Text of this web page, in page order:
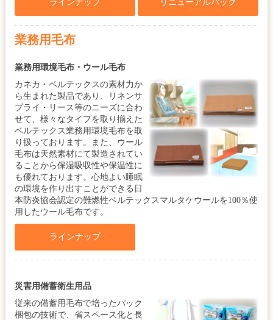
ラインナップ リニューアルパック
業務用毛布
業務用環境毛布・ウール毛布
カネカ・ベルテックスの素材力か
ら生まれた製品であり、リネンサ
プライ・リース等のニーズに合わ
せて、様々なタイプを取り揃えた
ベルテックス業務用環境毛布を取
り扱っております。また、ウール
毛布は天然素材にて製造されてい
ることから保湿吸収性や保温性に
も優れております。心地よい睡眠
の環境を作り出すことができる日
本防炎協会認定の難燃性ベルテックスマルタケウールを100％使
用したウール毛布です。
ラインナップ
災害用備蓄衛生用品
従来の備蓄用毛布で培ったパック
梱包の技術で、省スペース化と長